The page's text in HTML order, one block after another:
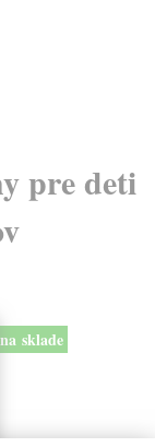
pre deti
na sklade